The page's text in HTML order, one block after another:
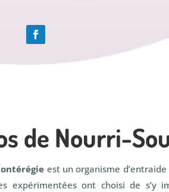
de Nourri-
est un organisme
expérimentées ont choisi de s’y